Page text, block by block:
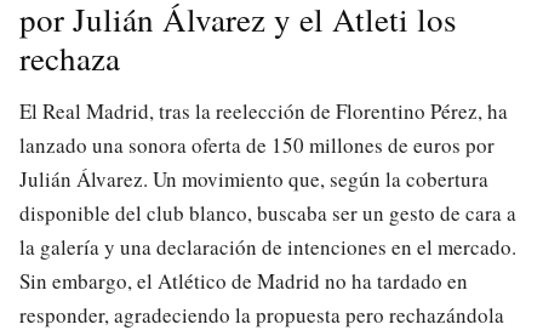
por Julián Álvarez y el Atleti los
rechaza
El Real Madrid, tras la reelección de Florentino Pérez, ha
lanzado una sonora oferta de 150 millones de euros por
Julián Álvarez. Un movimiento que, según la cobertura
disponible del club blanco, buscaba ser un gesto de cara a
la galería y una declaración de intenciones en el mercado.
Sin embargo, el Atlético de Madrid no ha tardado en
responder, agradeciendo la propuesta pero rechazándola